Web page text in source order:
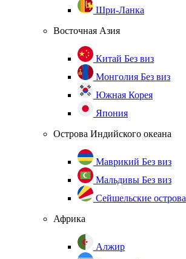
Шри-Ланка
Восточная Азия
Китай Без виз
Монголия Без виз
Южная Корея
Япония
Острова Индийского океана
Маврикий Без виз
Мальдивы Без виз
Сейшельские острова
Африка
Алжир